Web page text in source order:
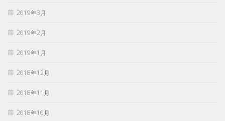
2019年3月
2019年2月
2019年1月
2018年12月
2018年11月
2018年10月